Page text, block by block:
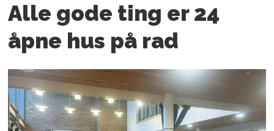
Alle gode ting er 24
åpne hus på rad